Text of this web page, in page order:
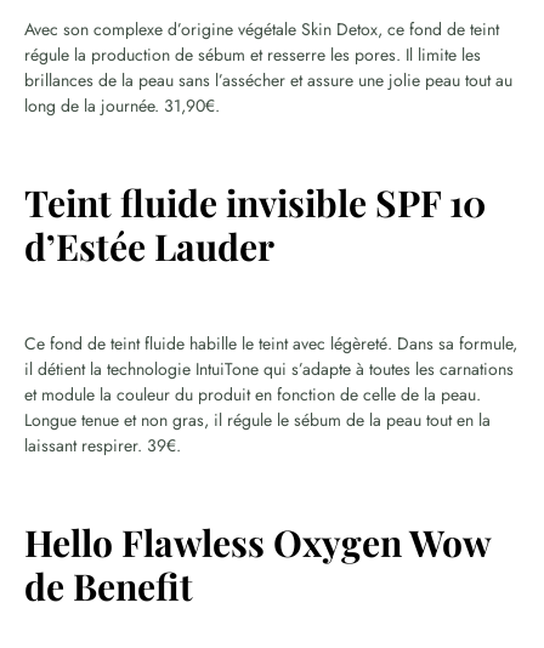
Avec son complexe d’origine végétale Skin Detox, ce fond de teint
régule la production de sébum et resserre les pores. Il limite les
brillances de la peau sans l’assécher et assure une jolie peau tout au
long de la journée. 31,90€.
Teint fluide invisible SPF 10
d’Estée Lauder
Ce fond de teint fluide habille le teint avec légèreté. Dans sa formule,
il détient la technologie IntuiTone qui s’adapte à toutes les carnations
et module la couleur du produit en fonction de celle de la peau.
Longue tenue et non gras, il régule le sébum de la peau tout en la
laissant respirer. 39€.
Hello Flawless Oxygen Wow
de Benefit